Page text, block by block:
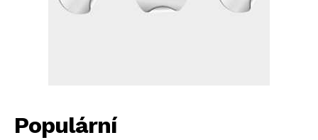
Populární